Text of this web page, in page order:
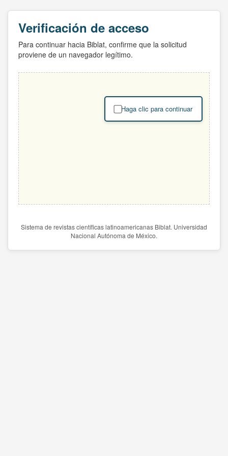
Verificación de acceso
Para continuar hacia Biblat, confirme que la solicitud
proviene de un navegador legítimo.
Haga clic para continuar
Sistema de revistas científicas latinoamericanas Biblat. Universidad
Nacional Autónoma de México.